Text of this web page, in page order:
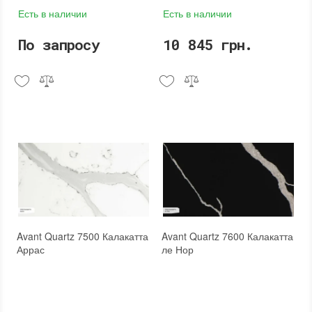
Есть в наличии
По запросу
Есть в наличии
10 845 грн.
Avant Quartz 7500 Калакатта
Аррас
Avant Quartz 7600 Калакатта
ле Нор